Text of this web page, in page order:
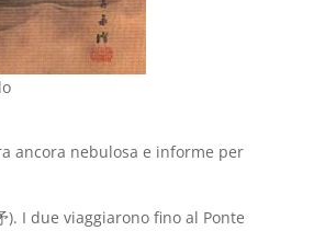
ancora nebulosa e informe per
I due viaggiarono fino al Ponte